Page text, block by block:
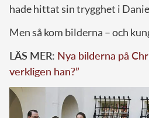
hade hittat sin trygghet i
Men så kom bilderna – och
LÄS MER: Nya bilderna på
verkligen han?”